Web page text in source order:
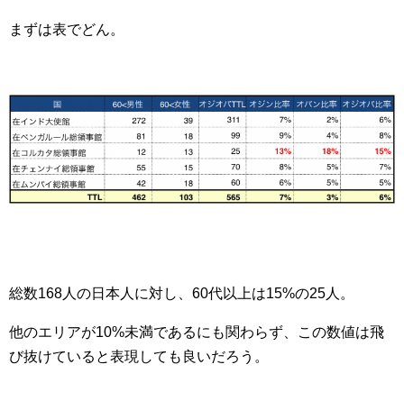
まずは表でどん。
総数168人の日本人に対し、60代以上は15%の25人。
他のエリアが10%未満であるにも関わらず、この数値は飛
び抜けていると表現しても良いだろう。